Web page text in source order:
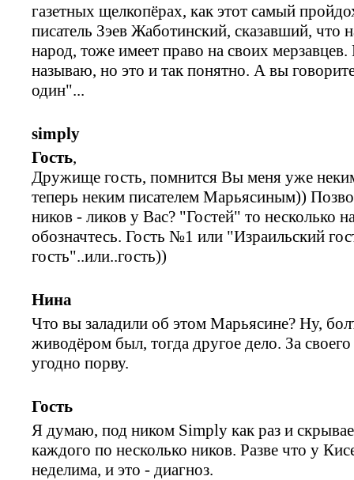
газетных щелкопёрах, как этот самый
писатель Зэев Жаботинский, сказавший,
народ, тоже имеет право на своих
называю, но это и так понятно. А вы
один"...
simply
Гость,
Дружище гость, помнится Вы меня уже
теперь неким писателем Марьясиным))
ников - ликов у Вас? "Гостей" то несколько
обозначтесь. Гость №1 или "Израильский
гость"..или..гость))
Нина
Что вы заладили об этом Марьясине? Ну,
живодёром был, тогда другое дело. За
угодно порву.
Гость
Я думаю, под ником Simply как раз и
каждого по несколько ников. Разве что у
неделима, и это - диагноз.